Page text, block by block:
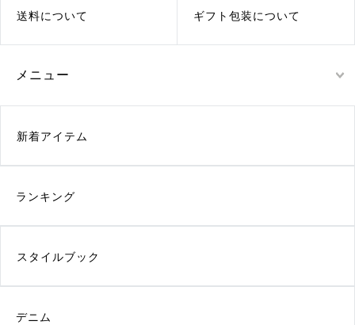
送料について ギフト包装について
メニュー
新着アイテム
ランキング
スタイルブック
デニム